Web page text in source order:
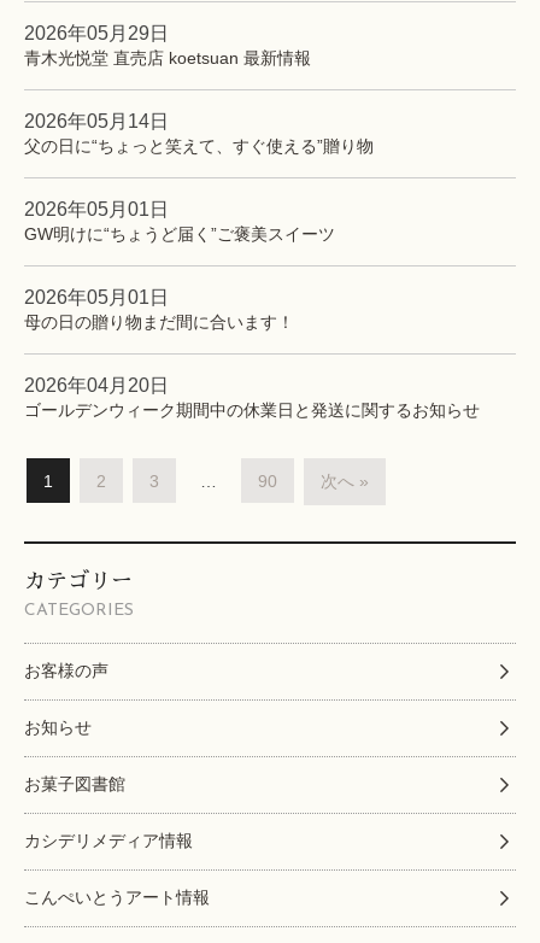
カテゴリー
CATEGORIES
お客様の声
お知らせ
お菓子図書館
カシデリメディア情報
こんぺいとうアート情報
2026年05月29日
青木光悦堂 直売店 koetsuan 最新情報
2026年05月14日
父の日に“ちょっと笑えて、すぐ使える”贈り物
2026年05月01日
GW明けに“ちょうど届く”ご褒美スイーツ
2026年05月01日
母の日の贈り物まだ間に合います！
2026年04月20日
ゴールデンウィーク期間中の休業日と発送に関するお知らせ
1 2 3 90 次へ »